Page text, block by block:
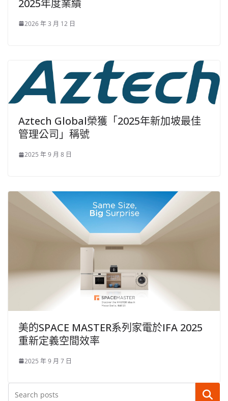
2025年度業績
2026 年 3 月 12 日
Aztech Global榮獲「2025年新加坡最佳
管理公司」稱號
2025 年 9 月 8 日
美的SPACE MASTER系列家電於IFA 2025
重新定義空間效率
2025 年 9 月 7 日
搜尋